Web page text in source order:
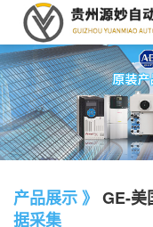
产品展示 》 GE-美
据采集